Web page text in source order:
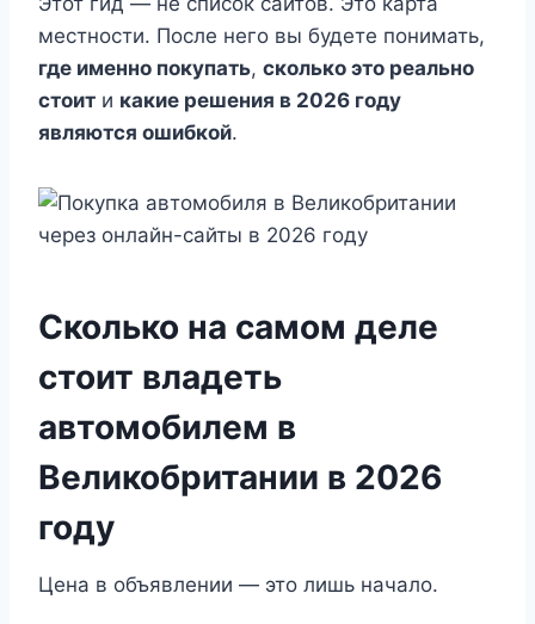
местности. После него вы будете понимать,
где именно покупать, сколько это реально
стоит и какие решения в 2026 году
являются ошибкой.
Сколько на самом деле
стоит владеть
автомобилем в
Великобритании в 2026
году
Цена в объявлении — это лишь начало.